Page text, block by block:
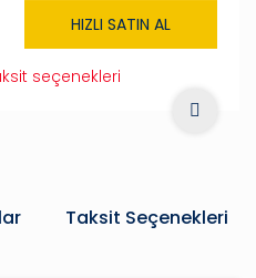
HIZLI SATIN AL
seçenekleri
Taksit Seçenekleri